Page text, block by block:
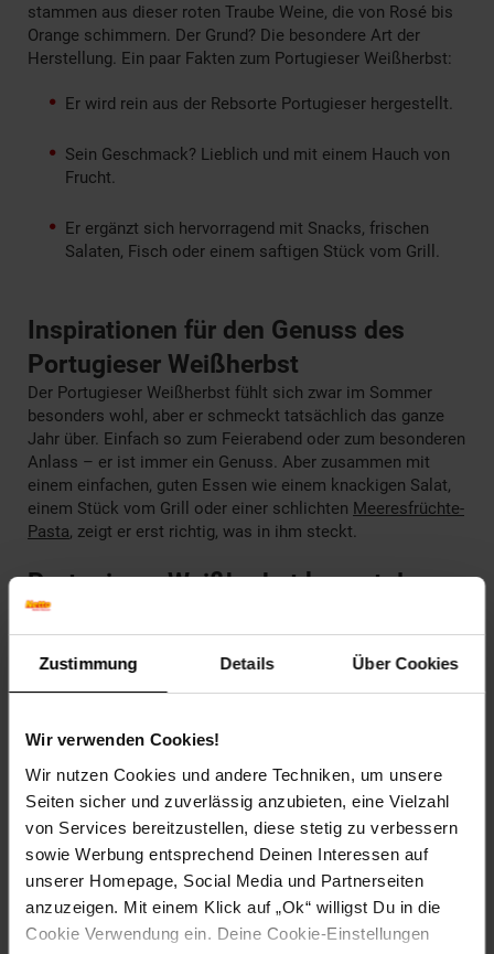
Zustimmung Details Über Cookies
Wir verwenden Cookies!
Wir nutzen Cookies und andere Techniken, um unsere
Seiten sicher und zuverlässig anzubieten, eine Vielzahl
von Services bereitzustellen, diese stetig zu verbessern
sowie Werbung entsprechend Deinen Interessen auf
unserer Homepage, Social Media und Partnerseiten
anzuzeigen. Mit einem Klick auf „Ok“ willigst Du in die
Cookie Verwendung ein. Deine Cookie-Einstellungen
stammen aus dieser roten Traube Weine, die von Rosé bis
Orange schimmern. Der Grund? Die besondere Art der
Herstellung. Ein paar Fakten zum Portugieser Weißherbst:
Er wird rein aus der Rebsorte Portugieser hergestellt.
Sein Geschmack? Lieblich und mit einem Hauch von
Frucht.
Er ergänzt sich hervorragend mit Snacks, frischen
Salaten, Fisch oder einem saftigen Stück vom Grill.
Inspirationen für den Genuss des
Portugieser Weißherbst
Der Portugieser Weißherbst fühlt sich zwar im Sommer
besonders wohl, aber er schmeckt tatsächlich das ganze
Jahr über. Einfach so zum Feierabend oder zum besonderen
Anlass – er ist immer ein Genuss. Aber zusammen mit
einem einfachen, guten Essen wie einem knackigen Salat,
einem Stück vom Grill oder einer schlichten Meeresfrüchte-
Pasta, zeigt er erst richtig, was in ihm steckt.
Portugieser Weißherbst kannst du
preisgünstig bei Netto-Online
bestellen
muss keine schweißtreibende Angelegenheit
wenigen Klicks kaufen und dir ganz bequem nach Hause
liefern lassen. Aber nicht nur das: Netto-Online bietet dir ein
breites Angebot an Lebensmitteln, Küchenhelfern, Kosmetik
und anderen Produkten für den täglichen Bedarf – natürlich
zu Preisen, die sich sehenlassen können. Stöbere, klicke,
genieße – hier wird sogar ein ganzer Wocheneinkauf zum
Genuss!
Achtung: Der Portugieser Weißherbst ist ein alkoholisches